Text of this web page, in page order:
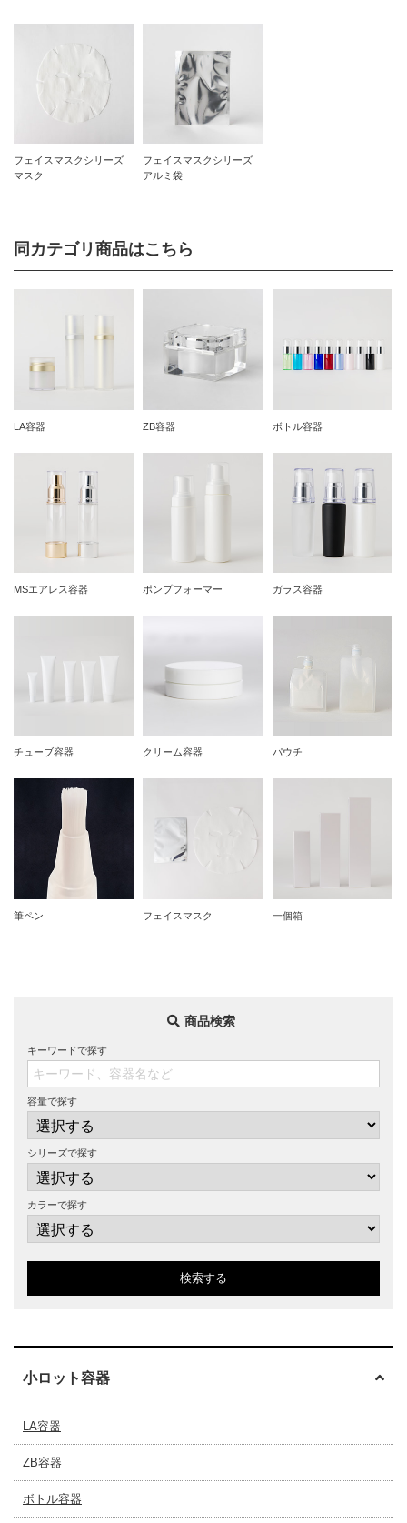
フェイスマスクシリーズ
マスク
フェイスマスクシリーズ
アルミ袋
同カテゴリ商品はこちら
LA容器 ZB容器 ボトル容器
MSエアレス容器 ポンプフォーマー ガラス容器
チューブ容器 クリーム容器 パウチ
筆ペン フェイスマスク 一個箱
商品検索
キーワードで探す
容量で探す
シリーズで探す
カラーで探す
検索する
小ロット容器
LA容器
ZB容器
ボトル容器